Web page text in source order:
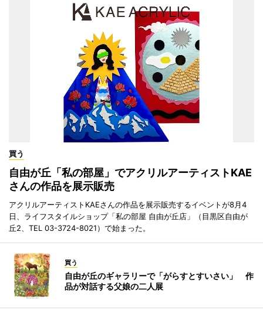
買う
自由が丘「私の部屋」でアクリルアーティストKAE
さんの作品を展示販売
アクリルアーティストKAEさんの作品を展示販売するイベントが8月4
日、ライフスタイルショップ「私の部屋 自由が丘店」（目黒区自由が
丘2、TEL 03-3724-8021）で始まった。
買う
自由が丘のギャラリーで「がらすとすいさい」 作
品が対話する父娘の二人展